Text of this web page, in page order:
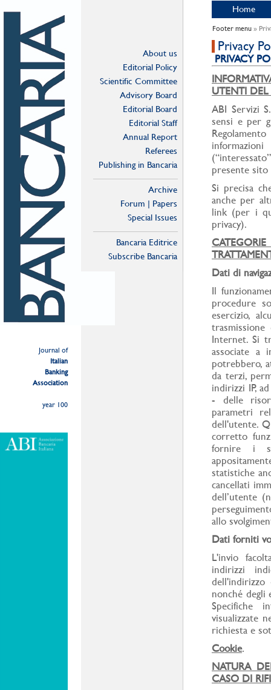
Journal of
Italian
Banking
Association
year 100
About us
Editorial Policy
Scientific Committee
Advisory Board
Editorial Board
Editorial Staff
Annual Report
Referees
Publishing in Bancaria
Archive
Forum | Papers
Special Issues
Bancaria Editrice
Subscribe Bancaria
Home
Footer menu »
Privacy
PRIVACY
UTENTI DEL
ABI Servizi
sensi e per
presente sito
Si precisa
anche per
link (per i
privacy).
Dati di
Il
procedure
esercizio,
Internet. Si
associate a
potrebbero,
da terzi,
indirizzi IP,
- delle
parametri
dell'utente.
corretto
fornire i
statistiche
cancellati
dell’utente
allo
Dati forniti
L'invio
indirizzi
dell'indirizzo
nonché degli
Specifiche
visualizzate
richiesta e
Cookie.
NATURA
CASO DI